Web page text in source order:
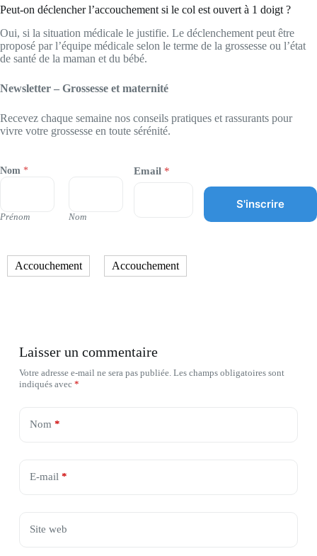
Peut-on déclencher l’accouchement si le col est ouvert à 1 doigt ?
Oui, si la situation médicale le justifie. Le déclenchement peut être
proposé par l’équipe médicale selon le terme de la grossesse ou l’état
de santé de la maman et du bébé.
Newsletter – Grossesse et maternité
Recevez chaque semaine nos conseils pratiques et rassurants pour
vivre votre grossesse en toute sérénité.
Nom *
Prénom Nom
Email *
S'inscrire
Accouchement Accouchement
Laisser un commentaire
Votre adresse e-mail ne sera pas publiée. Les champs obligatoires sont
indiqués avec *
Nom*
E-mail*
Site web